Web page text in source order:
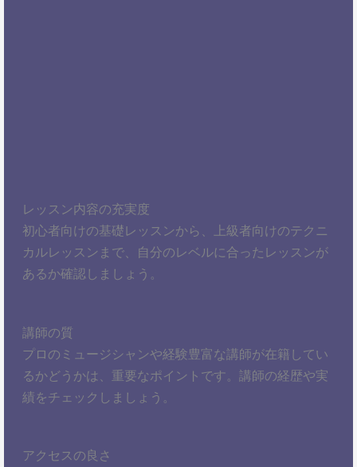
レッスン内容の充実度
初心者向けの基礎レッスンから、上級者向けのテクニ
カルレッスンまで、自分のレベルに合ったレッスンが
あるか確認しましょう。
講師の質
プロのミュージシャンや経験豊富な講師が在籍してい
るかどうかは、重要なポイントです。講師の経歴や実
績をチェックしましょう。
アクセスの良さ